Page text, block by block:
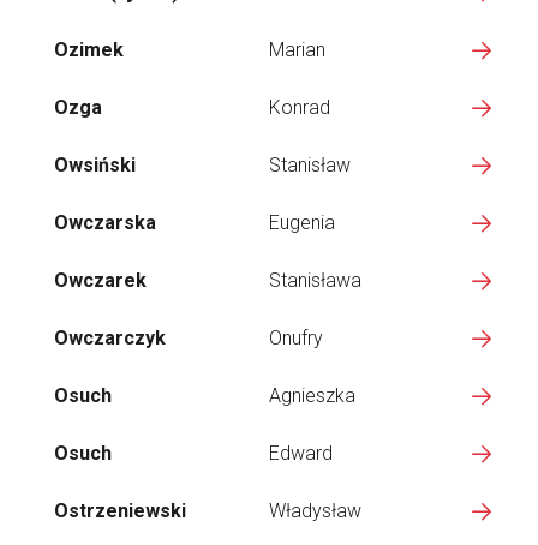
Ozimek Marian
Ozga Konrad
Owsiński Stanisław
Owczarska Eugenia
Owczarek Stanisława
Owczarczyk Onufry
Osuch Agnieszka
Osuch Edward
Ostrzeniewski Władysław